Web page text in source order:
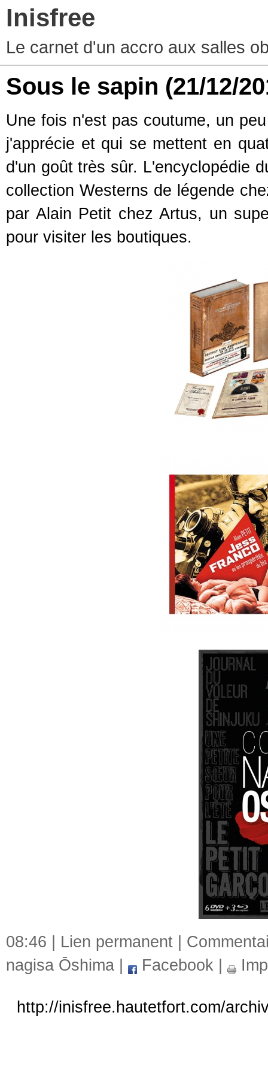
Inisfree
Le carnet d'un accro aux salles
Sous le sapin (21/12/
Une fois n'est pas coutume, un
j'apprécie et qui se mettent en
d'un goût très sûr. L'encyclopédie
collection Westerns de légende
par Alain Petit chez Artus, un
pour visiter les boutiques.
08:46 | Lien permanent
nagisa Ōshima
Facebook
http://inisfree.hautetfort.com/